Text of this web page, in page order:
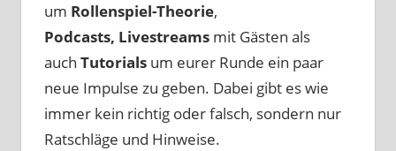
um Rollenspiel-Theorie,
Podcasts, Livestreams mit Gästen als
auch Tutorials um eurer Runde ein paar
neue Impulse zu geben. Dabei gibt es wie
immer kein richtig oder falsch, sondern nur
Ratschläge und Hinweise.